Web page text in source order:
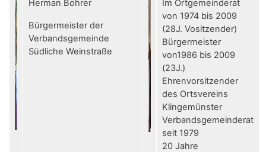
Herman Bohrer
Bürgermeister der
Verbandsgemeinde
Südliche Weinstraße
Im Ortgemeinderat
von 1974 bis 2009
(28J. Vositzender)
Bürgermeister
von1986 bis 2009
(23J.)
Ehrenvorsitzender
des Ortsvereins
Klingemünster
Verbandsgemeinderat
seit 1979
20 Jahre